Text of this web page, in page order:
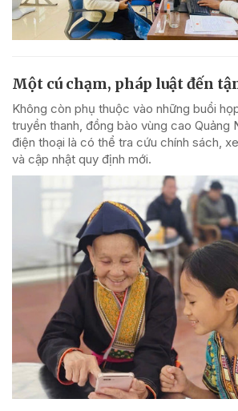
Một cú chạm, pháp luật đến
Không còn phụ thuộc vào những buổi
truyền thanh, đồng bào vùng cao Quảng
điện thoại là có thể tra cứu chính sách,
và cập nhật quy định mới.